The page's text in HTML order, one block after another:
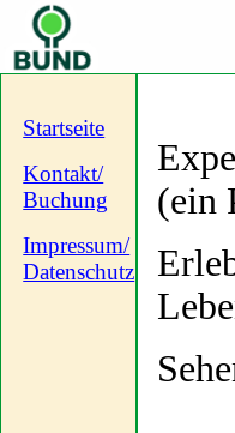
Startseite
Kontakt/
Buchung
Impressum/
Datenschutz
(ein